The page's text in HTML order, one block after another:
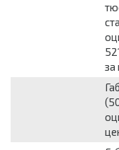
за